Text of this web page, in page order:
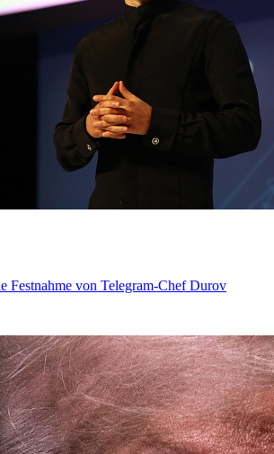
Festnahme von Telegram-Chef Durov